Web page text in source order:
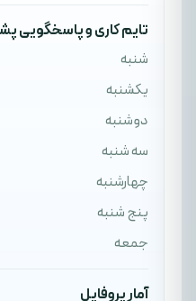
تایم کاری و پاسخگویی
شنبه
یکشنبه
دوشنبه
سه شنبه
چهارشنبه
پنج شنبه
جمعه
آمار پروفایل